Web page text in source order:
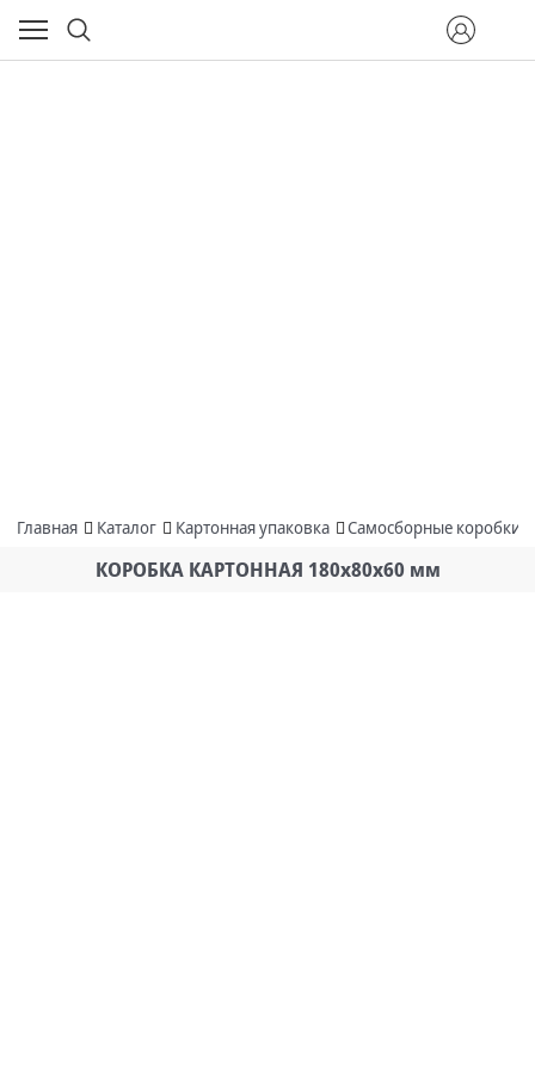
Главная Каталог Картонная упаковка Самосборные коробки
КОРОБКА КАРТОННАЯ 180х80х60 мм